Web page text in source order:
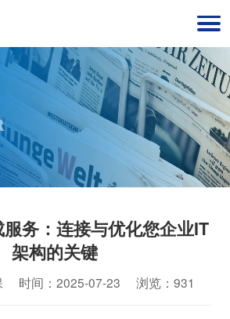
务：连接与优化您企业IT
架构的关键
时间：2025-07-23 浏览：931